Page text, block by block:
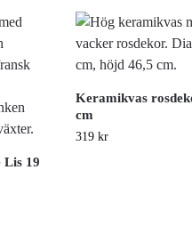
Lis 19
Keramikvas
cm
319 kr